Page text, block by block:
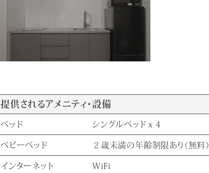
提供されるアメニティ・設備
ベッド シングルベッド x 4
ベビーベッド ２歳未満の年齢制限あり（無料）
インターネット WiFi